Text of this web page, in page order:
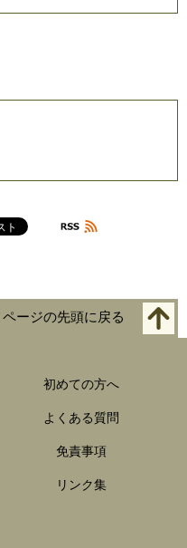
ページの先頭に戻る
初めての方へ
よくある質問
免責事項
リンク集